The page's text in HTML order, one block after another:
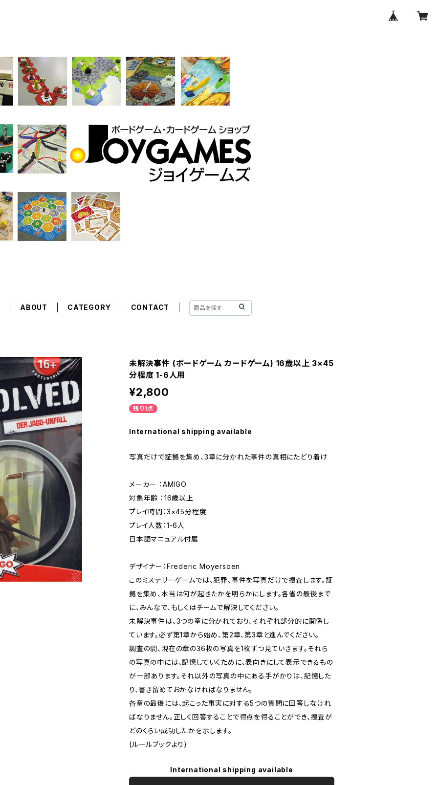
ABOUT CATEGORY CONTACT
未解決事件 (ボードゲーム カードゲーム) 16歳以上 3×45
分程度 1-6人用
¥2,800
残り1点
International shipping available
写真だけで証拠を集め、3章に分かれた事件の真相にたどり着け
メーカー ：AMIGO
対象年齢 ：16歳以上
プレイ時間：3×45分程度
プレイ人数：1-6人
日本語マニュアル付属
デザイナー：Frederic Moyersoen
このミステリーゲームでは、犯罪、事件を写真だけで捜査します。証
拠を集め、本当は何が起きたかを明らかにします。各省の最後まで
に、みんなで、もしくはチームで解決してください。
未解決事件は、3つの章に分かれており、それぞれ部分的に関係し
ています。必ず第1章から始め、第2章、第3章と進んでください。
調査の間、現在の章の36枚の写真を1枚ずつ見ていきます。それら
の写真の中には、記憶していくために、表向きにして表示できるもの
が一部あります。それ以外の写真の中にある手がかりは、記憶した
り、書き留めておかなければなりません。
各章の最後には、起こった事実に対する5つの質問に回答しなけれ
ばなりません。正しく回答することで得点を得ることができ、捜査が
どのくらい成功したかを示します。
(ルールブックより)
International shipping available